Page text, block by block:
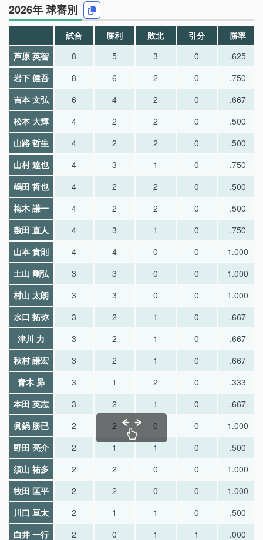
2026年 球審別
試合 勝利 敗北 引分
勝率
芦原 英智
8 5 3 0
.625
岩下 健吾
8 6 2 0
.750
吉本 文弘
6 4 2 0
.667
松本 大輝
4 2 2 0
.500
山路 哲生
4 2 2 0
.500
山村 達也
4 3 1 0
.750
嶋田 哲也
4 2 2 0
.500
梅木 謙一
4 2 2 0
.500
敷田 直人
4 3 1 0
.750
山本 貴則
4 4 0 0
1.000
土山 剛弘
3 3 0 0
1.000
村山 太朗
3 3 0 0
1.000
水口 拓弥
3 2 1 0
.667
津川 力
3 2 1 0
.667
秋村 謙宏
3 2 1 0
.667
青木 昴
3 1 2 0
.333
本田 英志
3 2 1 0
.667
眞鍋 勝已
2 2 0 0
1.000
野田 亮介
2 1 1 0
.500
須山 祐多
2 2 0 0
1.000
牧田 匡平
2 2 0 0
1.000
川口 亘太
2 1 1 0
.500
白井 一行
2 0 1 1
.000